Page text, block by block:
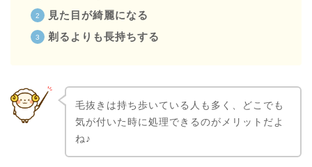
見た目が綺麗になる
剃るよりも長持ちする
毛抜きは持ち歩いている人も多く、どこでも
気が付いた時に処理できるのがメリットだよ
ね♪